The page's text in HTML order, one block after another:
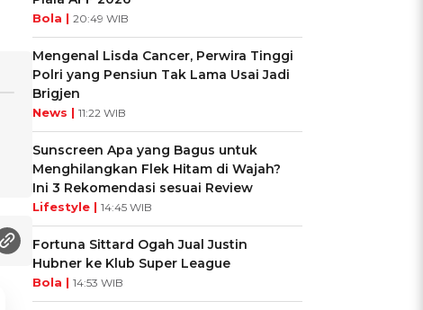
Bola | 20:49 WIB
Mengenal Lisda Cancer, Perwira Tinggi
Polri yang Pensiun Tak Lama Usai Jadi
Brigjen
News | 11:22 WIB
Sunscreen Apa yang Bagus untuk
Menghilangkan Flek Hitam di Wajah?
Ini 3 Rekomendasi sesuai Review
Lifestyle | 14:45 WIB
Fortuna Sittard Ogah Jual Justin
Hubner ke Klub Super League
Bola | 14:53 WIB